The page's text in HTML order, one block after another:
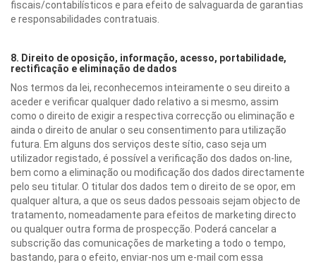
fiscais/contabilísticos e para efeito de salvaguarda de garantias
e responsabilidades contratuais.
8. Direito de oposição, informação, acesso, portabilidade,
rectificação e eliminação de dados
Nos termos da lei, reconhecemos inteiramente o seu direito a
aceder e verificar qualquer dado relativo a si mesmo, assim
como o direito de exigir a respectiva correcção ou eliminação e
ainda o direito de anular o seu consentimento para utilização
futura. Em alguns dos serviços deste sítio, caso seja um
utilizador registado, é possível a verificação dos dados on-line,
bem como a eliminação ou modificação dos dados directamente
pelo seu titular. O titular dos dados tem o direito de se opor, em
qualquer altura, a que os seus dados pessoais sejam objecto de
tratamento, nomeadamente para efeitos de marketing directo
ou qualquer outra forma de prospecção. Poderá cancelar a
subscrição das comunicações de marketing a todo o tempo,
bastando, para o efeito, enviar-nos um e-mail com essa